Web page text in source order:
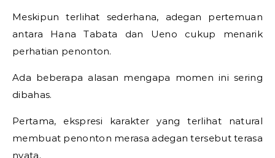
Meskipun terlihat sederhana, adegan pertemuan
antara Hana Tabata dan Ueno cukup menarik
perhatian penonton.
Ada beberapa alasan mengapa momen ini sering
dibahas.
Pertama, ekspresi karakter yang terlihat natural
membuat penonton merasa adegan tersebut terasa
nyata.